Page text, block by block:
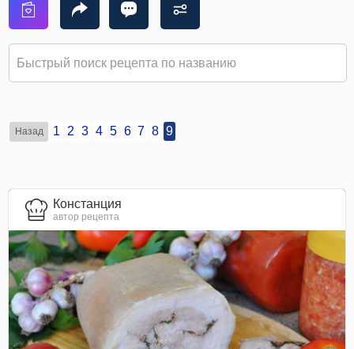
Назад 1 2 3 4 5 6 7 8 9
Констанция
автор рецепта